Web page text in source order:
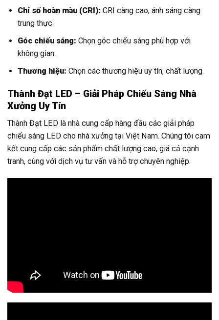
Chỉ số hoàn màu (CRI): CRI càng cao, ánh sáng càng
trung thực.
Góc chiếu sáng: Chọn góc chiếu sáng phù hợp với
không gian.
Thương hiệu: Chọn các thương hiệu uy tín, chất lượng.
Thành Đạt LED – Giải Pháp Chiếu Sáng Nhà
Xưởng Uy Tín
Thành Đạt LED là nhà cung cấp hàng đầu các giải pháp
chiếu sáng LED cho nhà xưởng tại Việt Nam. Chúng tôi cam
kết cung cấp các sản phẩm chất lượng cao, giá cả cạnh
tranh, cùng với dịch vụ tư vấn và hỗ trợ chuyên nghiệp.